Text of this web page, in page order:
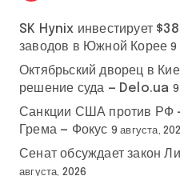
SK Hynix инвестирует
заводов в Южной Корее 9
Октябрьский дворец в
решение суда — Delo.ua 9
Санкции США против РФ
Грема — Фокус 9 августа,
Сенат обсуждает закон
августа, 2026